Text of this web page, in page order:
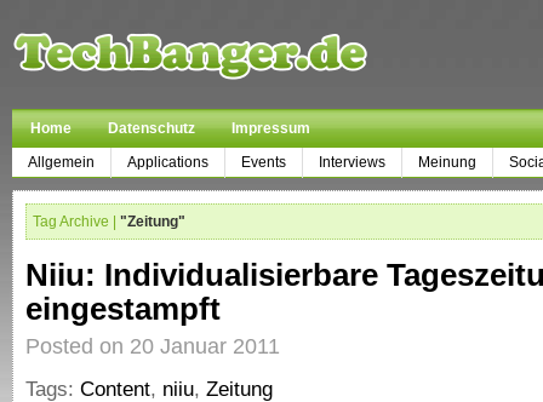
Home Datenschutz
Impressum
Allgemein
Applications Events Interviews Meinung
Tag Archive | "Zeitung"
Niiu: Individualisierbare
eingestampft
Posted on 20 Januar 2011
Tags: Content, niiu, Zeitung